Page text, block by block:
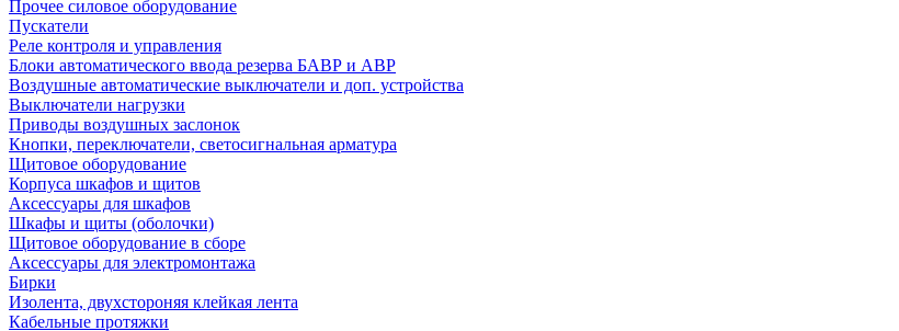
Прочее силовое оборудование
Пускатели
Реле контроля и управления
Блоки автоматического ввода резерва БАВР и АВР
Воздушные автоматические выключатели и доп. устройства
Выключатели нагрузки
Приводы воздушных заслонок
Кнопки, переключатели, светосигнальная арматура
Щитовое оборудование
Корпуса шкафов и щитов
Аксессуары для шкафов
Шкафы и щиты (оболочки)
Щитовое оборудование в сборе
Аксессуары для электромонтажа
Бирки
Изолента, двухстороняя клейкая лента
Кабельные протяжки